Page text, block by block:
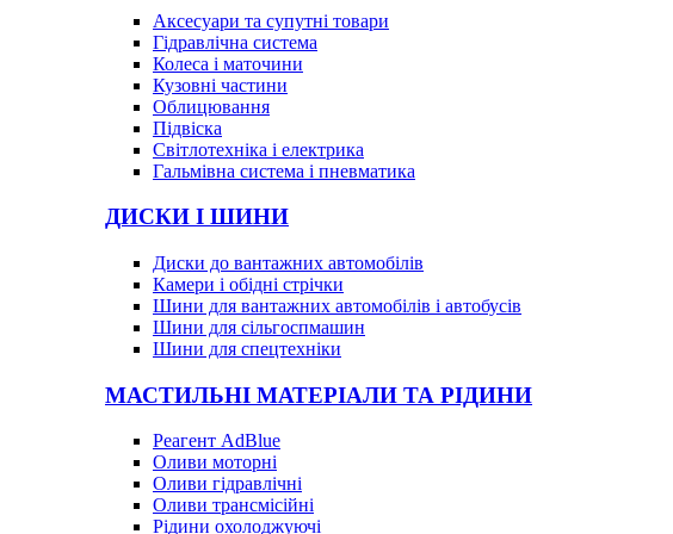
Аксесуари та супутні товари
Гідравлічна система
Колеса і маточини
Кузовні частини
Облицювання
Підвіска
Світлотехніка і електрика
Гальмівна система і пневматика
ДИСКИ І ШИНИ
Диски до вантажних автомобілів
Камери і обідні стрічки
Шини для вантажних автомобілів і автобусів
Шини для сільгоспмашин
Шини для спецтехніки
МАСТИЛЬНІ МАТЕРІАЛИ ТА РІДИНИ
Реагент AdBlue
Оливи моторні
Оливи гідравлічні
Оливи трансмісійні
Рідини охолоджуючі